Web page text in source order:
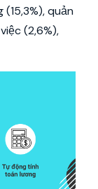
quản
(2,6%),